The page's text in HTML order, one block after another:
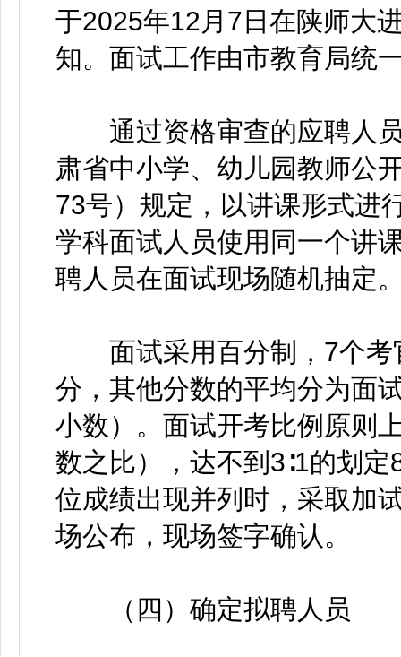
于2025年12月7日在陕师大
知。面试工作由市教育局统
通过资格审查的应聘人员
肃省中小学、幼儿园教师公
73号）规定，以讲课形式进
学科面试人员使用同一个讲
聘人员在面试现场随机抽定
面试采用百分制，7个考
分，其他分数的平均分为面
小数）。面试开考比例原则
数之比），达不到3∶1的划
位成绩出现并列时，采取加
场公布，现场签字确认。
（四）确定拟聘人员